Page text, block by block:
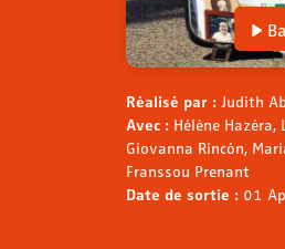
Réalisé par : Judith
Avec : Hélène
Giovanna Rincón,
Franssou Prenant
Date de sortie : 01